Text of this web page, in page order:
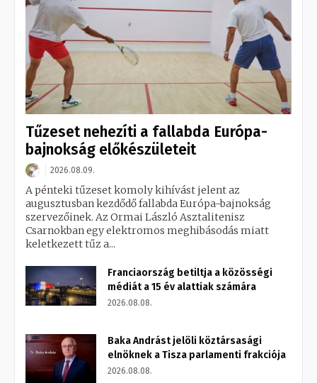
Tűzeset nehezíti a fallabda Európa-
bajnokság előkészületeit
2026.08.09.
A pénteki tűzeset komoly kihívást jelent az
augusztusban kezdődő fallabda Európa-bajnokság
szervezőinek. Az Ormai László Asztalitenisz
Csarnokban egy elektromos meghibásodás miatt
keletkezett tűz a...
Franciaország betiltja a közösségi
médiát a 15 év alattiak számára
2026.08.08.
Baka Andrást jelöli köztársasági
elnöknek a Tisza parlamenti frakciója
2026.08.08.